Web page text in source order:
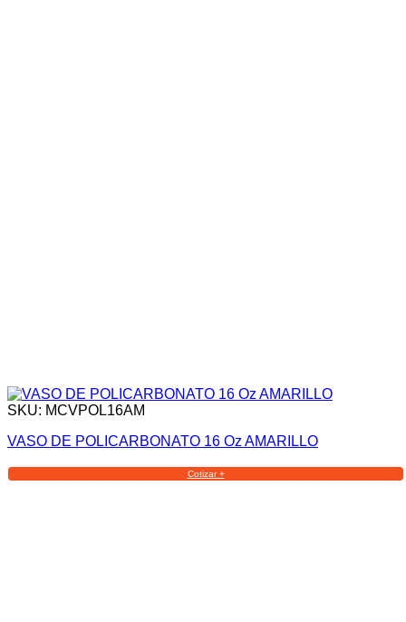
SKU: MCVPOL16AM
VASO DE POLICARBONATO 16 Oz AMARILLO
Cotizar +